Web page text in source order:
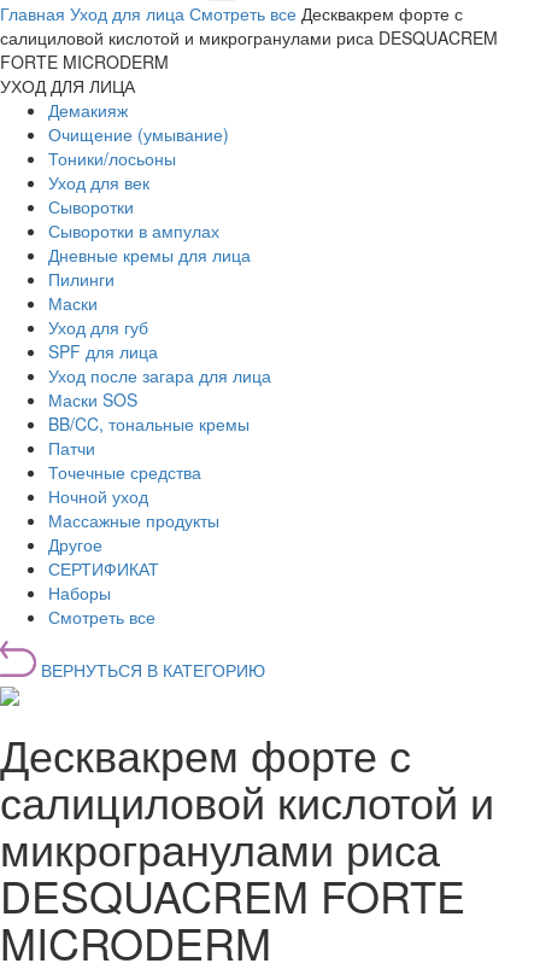
Главная Уход для лица Смотреть все Десквакрем форте с
салициловой кислотой и микрогранулами риса DESQUACREM
FORTE MICRODERM
УХОД ДЛЯ ЛИЦА
Демакияж
Очищение (умывание)
Тоники/лосьоны
Уход для век
Сыворотки
Сыворотки в ампулах
Дневные кремы для лица
Пилинги
Маски
Уход для губ
SPF для лица
Уход после загара для лица
Маски SOS
BB/CC, тональные кремы
Патчи
Точечные средства
Ночной уход
Массажные продукты
Другое
СЕРТИФИКАТ
Наборы
Смотреть все
ВЕРНУТЬСЯ В КАТЕГОРИЮ
Десквакрем форте с
салициловой кислотой и
микрогранулами риса
DESQUACREM FORTE
MICRODERM